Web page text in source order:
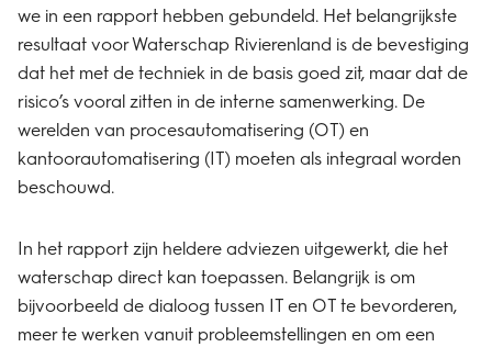
we in een rapport hebben gebundeld. Het belangrijkste
resultaat voor Waterschap Rivierenland is de bevestiging
dat het met de techniek in de basis goed zit, maar dat de
risico’s vooral zitten in de interne samenwerking. De
werelden van procesautomatisering (OT) en
kantoorautomatisering (IT) moeten als integraal worden
beschouwd.
In het rapport zijn heldere adviezen uitgewerkt, die het
waterschap direct kan toepassen. Belangrijk is om
bijvoorbeeld de dialoog tussen IT en OT te bevorderen,
meer te werken vanuit probleemstellingen en om een